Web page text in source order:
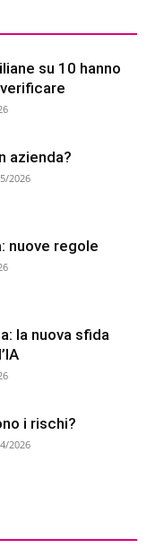
su 10 hanno
azienda?
2026
nuove regole
la nuova sfida
i rischi?
2026